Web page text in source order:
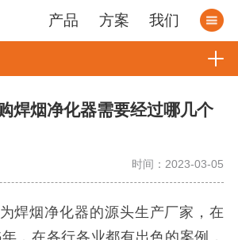
产品 方案 我们
焊烟净化器需要经过哪几个
时间：2023-03-05
焊烟净化器的源头生产厂家，在
，在各行各业都有出色的案例，